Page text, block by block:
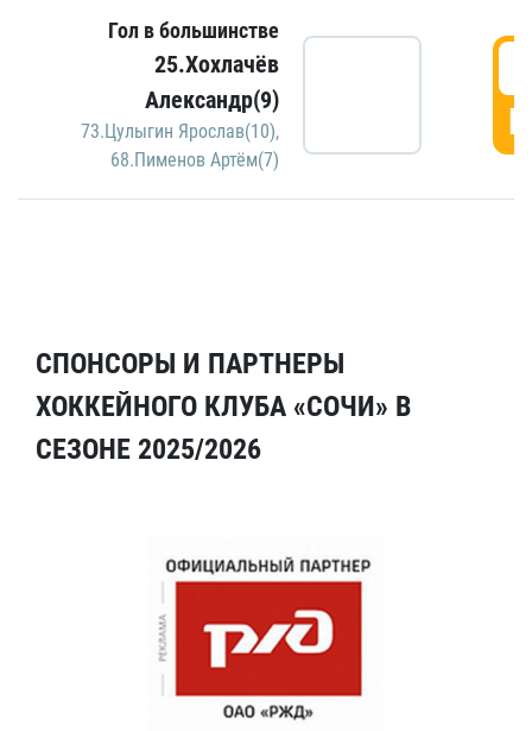
Гол в большинстве
25.Хохлачёв
Александр(9)
73.Цулыгин Ярослав(10),
68.Пименов Артём(7)
СПОНСОРЫ И ПАРТНЕРЫ
ХОККЕЙНОГО КЛУБА «СОЧИ» В
СЕЗОНЕ 2025/2026